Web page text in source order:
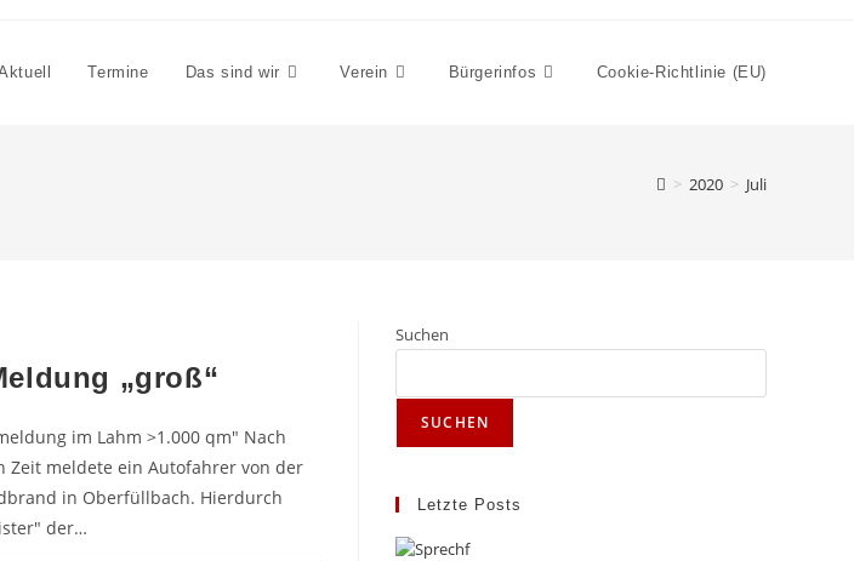
Termine Das sind wir Verein Bürgerinfos Cookie-Richtlinie (EU)
> 2020 > Juli
„groß“
im Lahm >1.000 qm" Nach
Zeit meldete ein Autofahrer von der
in Oberfüllbach. Hierdurch
der…
Suchen
SUCHEN
Letzte Posts